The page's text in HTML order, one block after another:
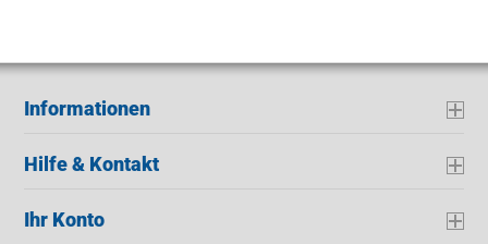
Informationen
Hilfe & Kontakt
Ihr Konto